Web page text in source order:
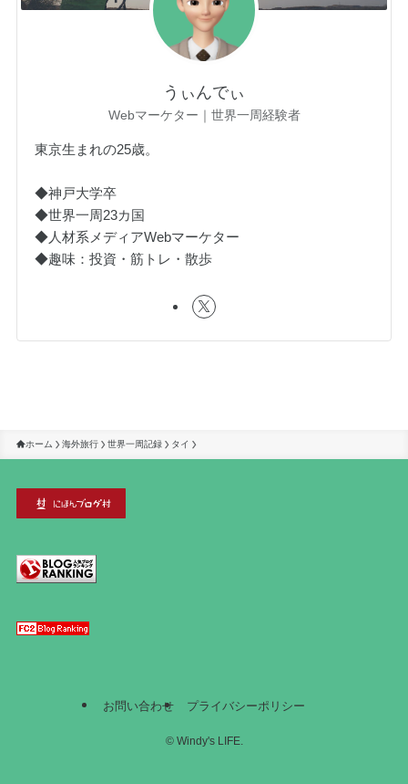
うぃんでぃ
Webマーケター｜世界一周経験者
東京生まれの25歳。
◆神戸大学卒
◆世界一周23カ国
◆人材系メディアWebマーケター
◆趣味：投資・筋トレ・散歩
ホーム 海外旅行 世界一周記録 タイ
お問い合わせ プライバシーポリシー
©Windy's LIFE.